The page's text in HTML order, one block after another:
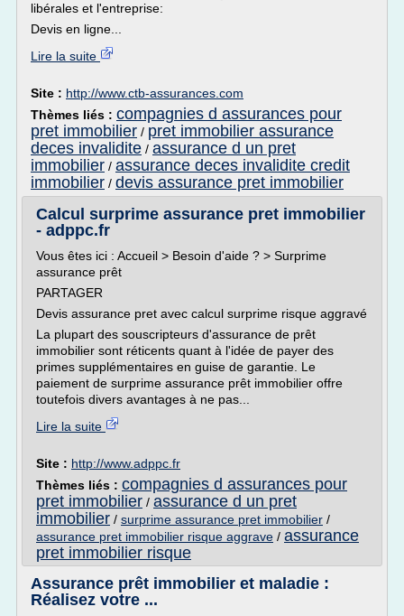
libérales et l'entreprise:
Devis en ligne...
Lire la suite
Site : http://www.ctb-assurances.com
Thèmes liés : compagnies d assurances pour
pret immobilier / pret immobilier assurance
deces invalidite / assurance d un pret
immobilier / assurance deces invalidite credit
immobilier / devis assurance pret immobilier
Calcul surprime assurance pret immobilier
- adppc.fr
Vous êtes ici : Accueil > Besoin d'aide ? > Surprime
assurance prêt
PARTAGER
Devis assurance pret avec calcul surprime risque aggravé
La plupart des souscripteurs d'assurance de prêt
immobilier sont réticents quant à l'idée de payer des
primes supplémentaires en guise de garantie. Le
paiement de surprime assurance prêt immobilier offre
toutefois divers avantages à ne pas...
Lire la suite
Site : http://www.adppc.fr
Thèmes liés : compagnies d assurances pour
pret immobilier / assurance d un pret
immobilier / surprime assurance pret immobilier /
assurance pret immobilier risque aggrave / assurance
pret immobilier risque
Assurance prêt immobilier et maladie :
Réalisez votre ...